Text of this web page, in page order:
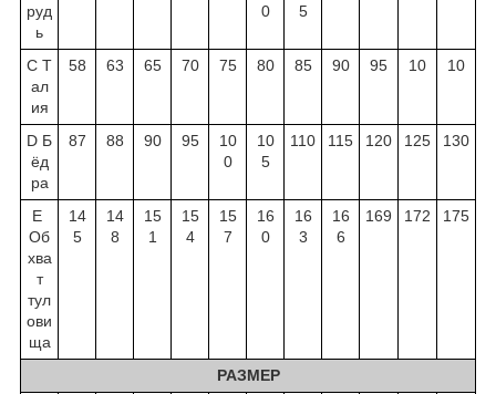
руд
ь
0
5
C Т
ал
ия
58 63 65 70 75 80 85 90 95 10 10
D Б
ёд
ра
87 88 90 95
10
0
10
5
110 115 120 125 130
E
Об
хва
т
тул
ови
ща
14
5
14
8
15
1
15
4
15
7
16
0
16
3
16
6
169 172 175
РАЗМЕР